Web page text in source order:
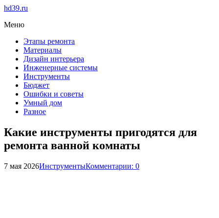
hd39.ru
Меню
Этапы ремонта
Материалы
Дизайн интерьера
Инженерные системы
Инструменты
Бюджет
Ошибки и советы
Умный дом
Разное
Какие инструменты пригодятся для
ремонта ванной комнаты
7 мая 2026ИнструментыКомментарии: 0